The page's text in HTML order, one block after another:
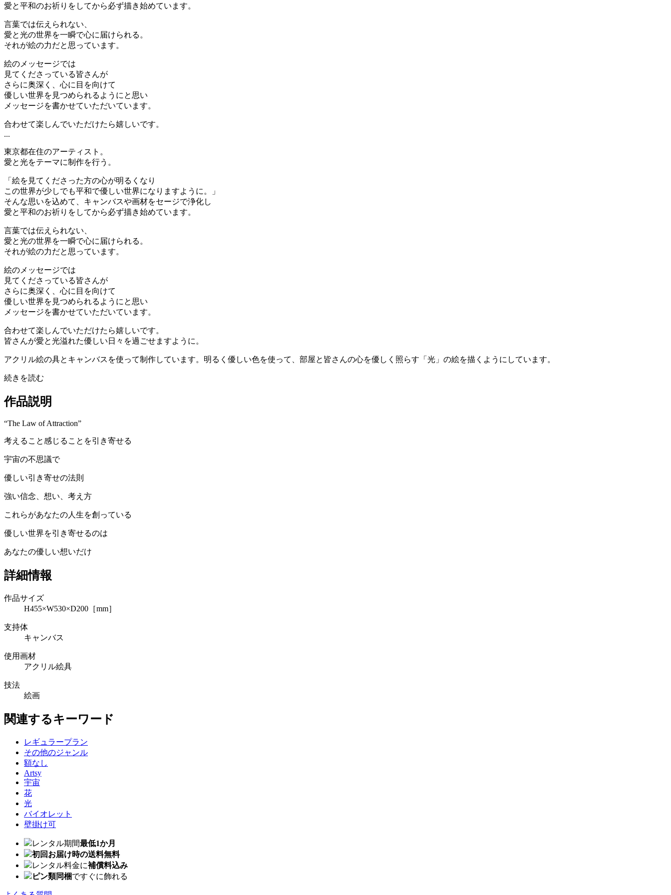
愛と平和のお祈りをしてから必ず描き始めています。
言葉では伝えられない、
愛と光の世界を一瞬で心に届けられる。
それが絵の力だと思っています。
絵のメッセージでは
見てくださっている皆さんが
さらに奥深く、心に目を向けて
優しい世界を見つめられるようにと思い
メッセージを書かせていただいています。
合わせて楽しんでいただけたら嬉しいです。
...
東京都在住のアーティスト。
愛と光をテーマに制作を行う。
「絵を見てくださった方の心が明るくなり
この世界が少しでも平和で優しい世界になりますように。」
そんな思いを込めて、キャンバスや画材をセージで浄化し
愛と平和のお祈りをしてから必ず描き始めています。
言葉では伝えられない、
愛と光の世界を一瞬で心に届けられる。
それが絵の力だと思っています。
絵のメッセージでは
見てくださっている皆さんが
さらに奥深く、心に目を向けて
優しい世界を見つめられるようにと思い
メッセージを書かせていただいています。
合わせて楽しんでいただけたら嬉しいです。
皆さんが愛と光溢れた優しい日々を過ごせますように。
アクリル絵の具とキャンバスを使って制作しています。明るく優しい色を使って、部屋と皆さんの心を優しく照らす「光」の絵を描くようにしています。
続きを読む
作品説明
“The Law of Attraction”
考えること感じることを引き寄せる
宇宙の不思議で
優しい引き寄せの法則
強い信念、想い、考え方
これらがあなたの人生を創っている
優しい世界を引き寄せるのは
あなたの優しい想いだけ
詳細情報
作品サイズ
H455×W530×D200［mm］
支持体
キャンバス
使用画材
アクリル絵具
技法
絵画
関連するキーワード
レギュラープラン
その他のジャンル
額なし
Artsy
宇宙
花
光
バイオレット
壁掛け可
レンタル期間最低1か月
初回お届け時の送料無料
レンタル料金に補償料込み
ピン類同梱ですぐに飾れる